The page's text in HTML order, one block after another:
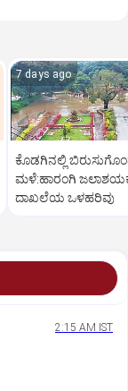
7 days ago
ಕೊಡಗಿನಲ್ಲಿ
ಮಳೆ:ಹಾರಂಗಿ
ದಾಖಲೆಯ ಒಳಹರಿವು
2:15 AM IST